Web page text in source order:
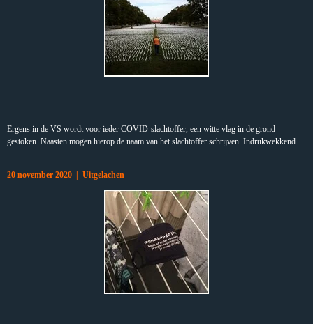
Ergens in de VS wordt voor ieder COVID-slachtoffer, een witte vlag in de grond
gestoken. Naasten mogen hierop de naam van het slachtoffer schrijven. Indrukwekkend
20 november 2020 | Uitgelachen